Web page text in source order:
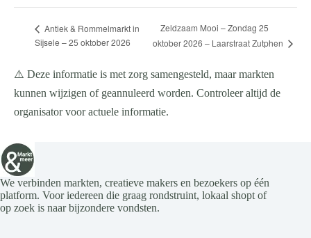
Antiek & Rommelmarkt in
Sijsele – 25 oktober 2026
Zeldzaam Mooi – Zondag 25
oktober 2026 – Laarstraat Zutphen
⚠️ Deze informatie is met zorg samengesteld, maar markten
kunnen wijzigen of geannuleerd worden. Controleer altijd de
organisator voor actuele informatie.
We verbinden markten, creatieve makers en bezoekers op één
platform. Voor iedereen die graag rondstruint, lokaal shopt of
op zoek is naar bijzondere vondsten.